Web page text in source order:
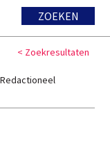
ZOEKEN
< Zoekresultaten
Redactioneel